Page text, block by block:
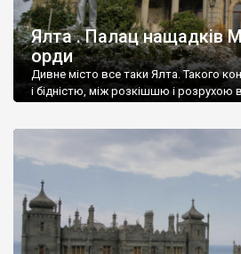
Ялта . Палац нащадків
орди
Дивне місто все таки Ялта. Такого
і бідністю, між розкішшю і розрухою